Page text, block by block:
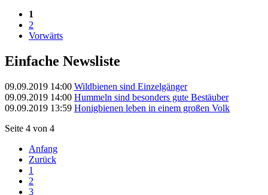
1
2
Vorwärts
Einfache Newsliste
09.09.2019 14:00 Wildbienen sind Einzelgänger
09.09.2019 14:00 Hummeln sind besonders gute Bestäuber
09.09.2019 13:59 Honigbienen leben in einem großen Volk
Seite 4 von 4
Anfang
Zurück
1
2
3